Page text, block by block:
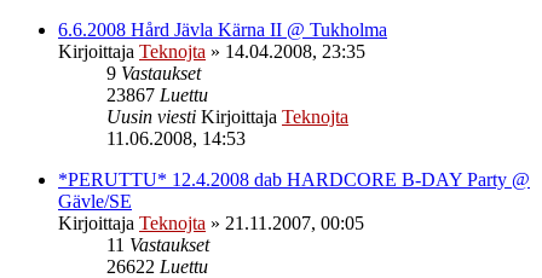
6.6.2008 Hård Jävla Kärna II @ Tukholma
Kirjoittaja Teknojta » 14.04.2008, 23:35
9 Vastaukset
23867 Luettu
Uusin viesti Kirjoittaja Teknojta
11.06.2008, 14:53
*PERUTTU* 12.4.2008 dab HARDCORE B-DAY Party @
Gävle/SE
Kirjoittaja Teknojta » 21.11.2007, 00:05
11 Vastaukset
26622 Luettu